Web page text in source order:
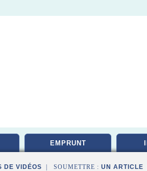
EMPRUNT
DE VIDÉOS | SOUMETTRE : UN ARTICLE